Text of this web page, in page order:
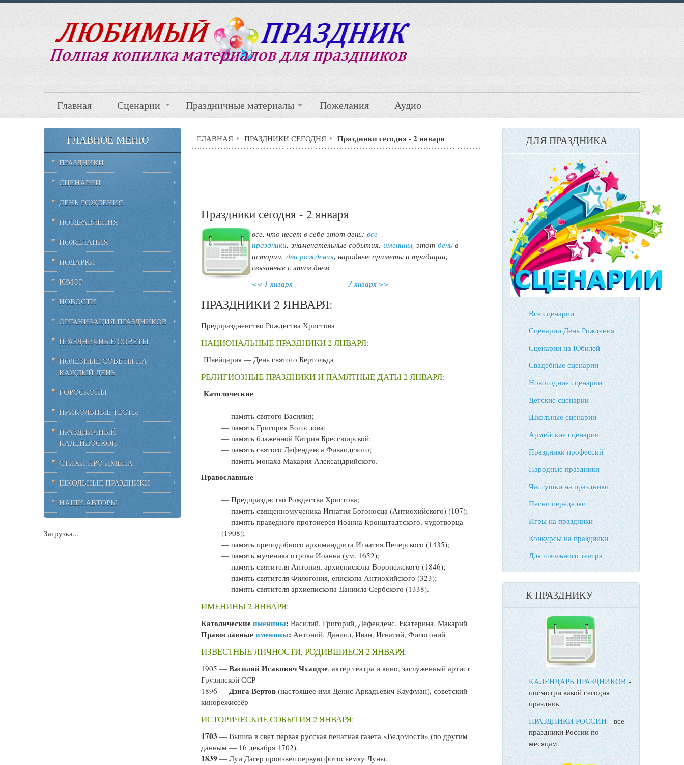
Главная Сценарии Праздничные материалы Пожелания Аудио
ГЛАВНАЯ ПРАЗДНИКИ СЕГОДНЯ Праздники сегодня - 2 января
Праздники сегодня - 2 января
все, что несет в себе этот день:все
праздники,знаменательные события,именины, этотдень в
истории,дни рождения, народные приметы и традиции,
связанные с этим днем
<< 1 января
3 января >>
ПРАЗДНИКИ 2 ЯНВАРЯ:
Предпраздненство Рождества Христова
НАЦИОНАЛЬНЫЕ ПРАЗДНИКИ 2 ЯНВАРЯ:
Швейцария — День святого Бертольда
РЕЛИГИОЗНЫЕ ПРАЗДНИКИ И ПАМЯТНЫЕ ДАТЫ 2 ЯНВАРЯ:
Католические
— память святого Василия;
— память Григория Богослова;
— память блаженной Катрин Брессюирской;
— память святого Дефенденса Фиваидского;
— память монаха Макария Александрийского.
Православные
— Предпразднство Рождества Христова;
— память священномученика Игнатия Богоносца (Антиохийского) (107);
— память праведного протоиерея Иоанна Кронштадтского, чудотворца
(1908);
— память преподобного архимандрита Игнатия Печерского (1435);
— память мученика отрока Иоанна (ум. 1652);
— память святителя Антония, архиепископа Воронежского (1846);
— память святителя Филогония, епископа Антиохийского (323);
— память святителя архиепископа Даниила Сербского (1338).
ИМЕНИНЫ 2 ЯНВАРЯ:
Католическиеименины: Василий, Григорий, Дефенденс, Екатерина, Макарий
Православныеименины: Антоний, Даниил, Иван, Игнатий, Филогоний
ИЗВЕСТНЫЕ ЛИЧНОСТИ, РОДИВШИЕСЯ 2 ЯНВАРЯ:
1905 —Василий Исакович Чхаидзе, актёр театра и кино, заслуженный артист
Грузинской ССР
1896 —Дзига Вертов (настоящее имя Денис Аркадьевич Кауфман), советский
кинорежиссёр
ИСТОРИЧЕСКИЕ СОБЫТИЯ 2 ЯНВАРЯ:
1703 — Вышла в свет первая русская печатная газета «Ведомости» (по другим
данным — 16 декабря 1702).
1839 — Луи Дагер произвёл первую фотосъёмку Луны.
ГЛАВНОЕ МЕНЮ
ПРАЗДНИКИ
СЦЕНАРИИ
ДЕНЬ РОЖДЕНИЯ
ПОЗДРАВЛЕНИЯ
ПОЖЕЛАНИЯ
ПОДАРКИ
ЮМОР
НОВОСТИ
ОРГАНИЗАЦИЯ ПРАЗДНИКОВ
ПРАЗДНИЧНЫЕ СОВЕТЫ
ПОЛЕЗНЫЕ СОВЕТЫ НА
КАЖДЫЙ ДЕНЬ
ГОРОСКОПЫ
ПРИКОЛЬНЫЕ ТЕСТЫ
ПРАЗДНИЧНЫЙ
КАЛЕЙДОСКОП
СТИХИ ПРО ИМЕНА
ШКОЛЬНЫЕ ПРАЗДНИКИ
НАШИ АВТОРЫ
Загрузка...
ДЛЯ ПРАЗДНИКА
Все сценарии
Сценарии День Рождения
Сценарии на Юбилей
Свадебные сценарии
Новогодние сценарии
Детские сценарии
Школьные сценарии
Армейские сценарии
Праздники профессий
Народные праздники
Частушки на праздники
Песни переделки
Игры на праздники
Конкурсы на праздники
Для школьного театра
К ПРАЗДНИКУ
КАЛЕНДАРЬ ПРАЗДНИКОВ-
посмотри какой сегодня
праздник
ПРАЗДНИКИ РОССИИ- все
праздники России по
месяцам